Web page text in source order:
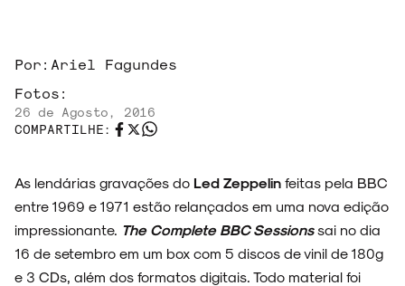
Por: Ariel Fagundes
Fotos:
26 de Agosto, 2016
COMPARTILHE:
As lendárias gravações do Led Zeppelin feitas pela BBC
entre 1969 e 1971 estão relançados em uma nova edição
impressionante. The Complete BBC Sessionssai no dia
16 de setembro em um box com 5 discos de vinil de 180g
e 3 CDs, além dos formatos digitais. Todo material foi